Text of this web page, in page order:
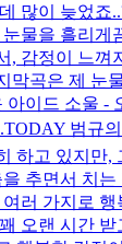
많이 늦었죠
물을 흘리게
, 감정이 느껴
막곡은 제 눈
아이드 소울 -
TODAY 범규
하고 있지만,
추면서 치
러 가지로
오랜 시간 받